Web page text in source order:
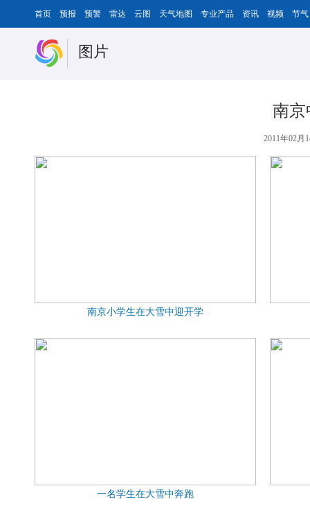
首页 预报 预警 雷达 云图 天气地图 专业产品 资讯 视频 节气
图片
南京
2011年02月
南京小学生在大雪中迎开学
一名学生在大雪中奔跑